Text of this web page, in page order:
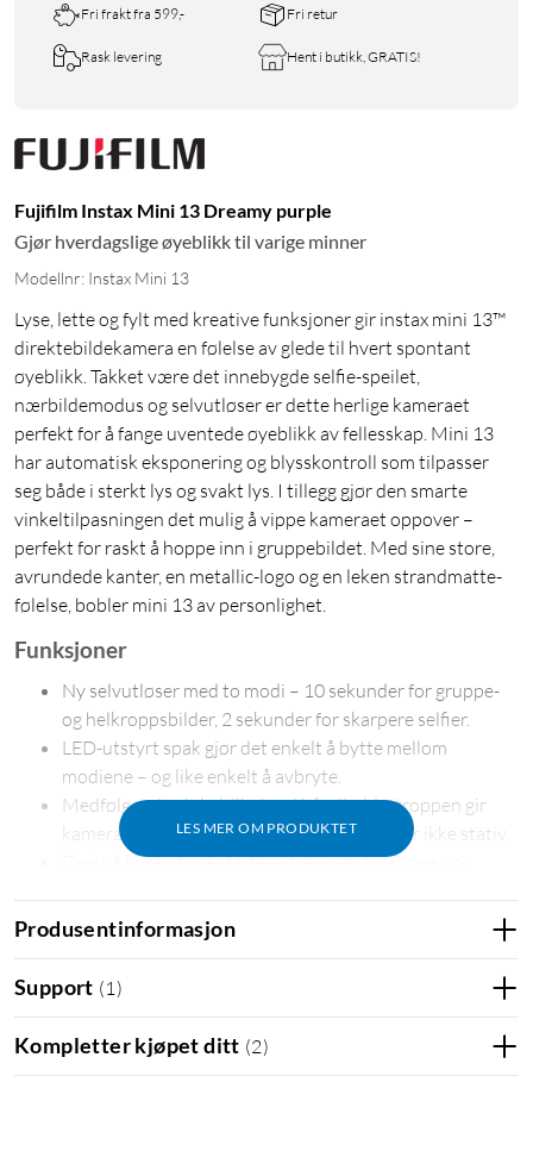
Fri frakt fra 599,- Fri retur
Rask levering Hent i butikk, GRATIS!
Fujifilm Instax Mini 13 Dreamy purple
Gjør hverdagslige øyeblikk til varige minner
Modellnr: Instax Mini 13
Lyse, lette og fylt med kreative funksjoner gir instax mini 13™
direktebildekamera en følelse av glede til hvert spontant
øyeblikk. Takket være det innebygde selfie-speilet,
nærbildemodus og selvutløser er dette herlige kameraet
perfekt for å fange uventede øyeblikk av fellesskap. Mini 13
har automatisk eksponering og blysskontroll som tilpasser
seg både i sterkt lys og svakt lys. I tillegg gjør den smarte
vinkeltilpasningen det mulig å vippe kameraet oppover –
perfekt for raskt å hoppe inn i gruppebildet. Med sine store,
avrundede kanter, en metallic-logo og en leken strandmatte-
følelse, bobler mini 13 av personlighet.
LES MER OM PRODUKTET
Funksjoner
Ny selvutløser med to modi – 10 sekunder for gruppe-
og helkroppsbilder, 2 sekunder for skarpere selfier.
LED-utstyrt spak gjør det enkelt å bytte mellom
modiene – og like enkelt å avbryte.
Medfølgende vinkeltilbehør i håndleddsstroppen gir
kameraet en lett oppovervinkel – du trenger ikke stativ.
Drei på linsen for å starte – drei igjen for Close up-
Automatisk lystilpasning for lyse og livlige bilder
Innebygd selfie-speil slik at du alltid får med deg selv på
bildet.
Fremkalling på ca. 90 sekunder.
Produsentinformasjon
Support (1)
Kompletter kjøpet ditt (2)